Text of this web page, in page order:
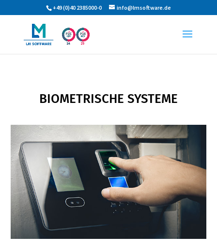
+49 (0)40 2385000-0 info@lmsoftware.de
BIOMETRISCHE SYSTEME